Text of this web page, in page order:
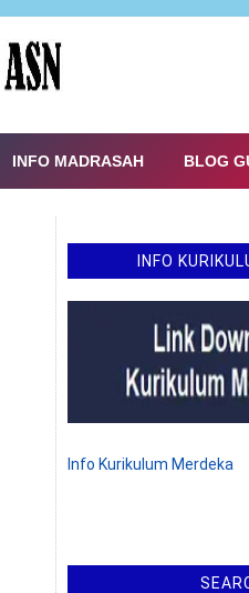
INFO MADRASAH BLOG
INFO
Info Kurikulum Merdeka